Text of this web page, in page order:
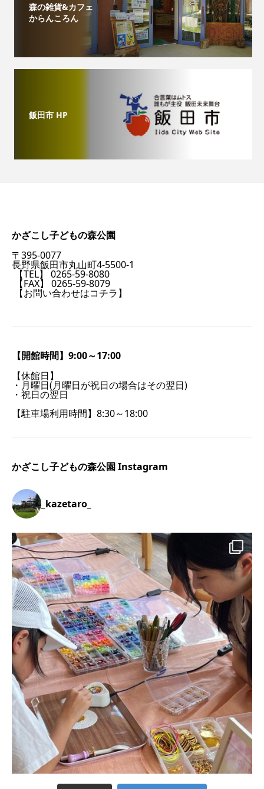
森の雑貨&カフェ
からんころん
飯田市 HP
かざこし子どもの森公園
〒395-0077
長野県飯田市丸山町4-5500-1
【TEL】 0265-59-8080
【FAX】 0265-59-8079
【お問い合わせはコチラ】
【開館時間】9:00～17:00
【休館日】
・月曜日(月曜日が祝日の場合はその翌日)
・祝日の翌日
【駐車場利用時間】8:30～18:00
かざこし子どもの森公園 Instagram
_kazetaro_